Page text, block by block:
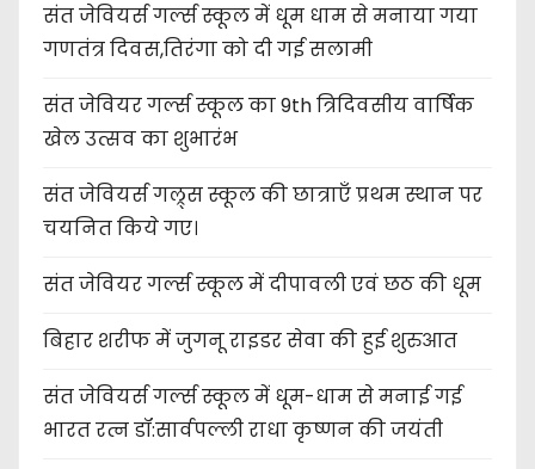
संत जेवियर्स गर्ल्स स्कूल में धूम धाम से मनाया गया
गणतंत्र दिवस,तिरंगा को दी गई सलामी
संत जेवियर गर्ल्स स्कूल का 9th त्रिदिवसीय वार्षिक
खेल उत्सव का शुभारंभ
संत जेवियर्स गल्र्स स्कूल की छात्र‌ाएँ प्रथम स्थान पर
चयनित किये गए।
संत जेवियर गर्ल्स स्कूल में दीपावली एवं छठ की धूम
बिहार शरीफ में जुगनू राइडर सेवा की हुई शुरुआत
संत जेवियर्स गर्ल्स स्कूल में धूम-धाम से मनाई गई
भारत रत्न डॉ:सार्वपल्ली राधा कृष्णन की जयंती